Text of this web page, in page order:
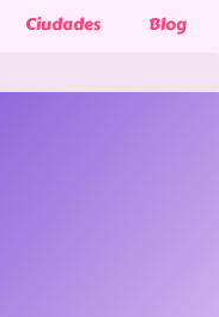
Ciudades Blog